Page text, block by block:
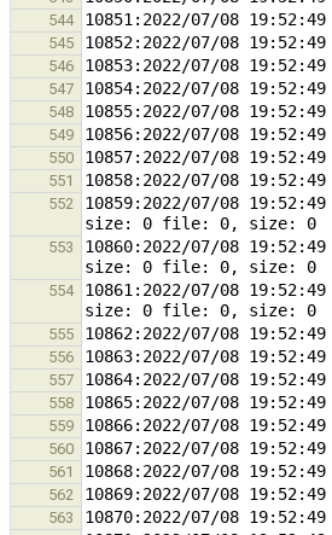
544
545
546
547
548
549
550
551
552
10859:2022/07/08
553
10860:2022/07/08
554
10861:2022/07/08
555
556
557
558
559
560
561
562
563